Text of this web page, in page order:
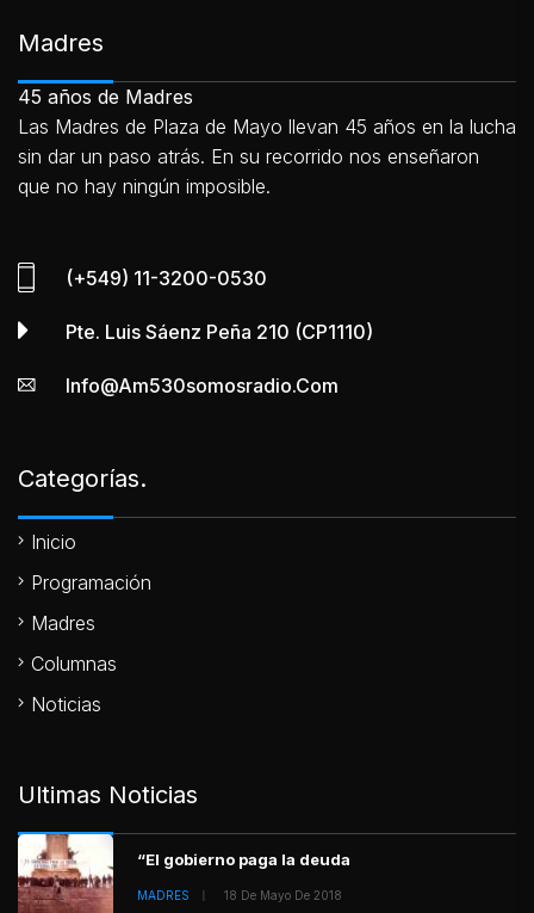
Madres
45 años de Madres
Las Madres de Plaza de Mayo llevan 45 años en la lucha
sin dar un paso atrás. En su recorrido nos enseñaron
que no hay ningún imposible.
(+549) 11-3200-0530
Pte. Luis Sáenz Peña 210 (CP1110)
Info@am530somosradio.com
Categorías.
Inicio
Programación
Madres
Columnas
Noticias
Ultimas Noticias
“El gobierno paga la deuda
MADRES 18 De Mayo De 2018